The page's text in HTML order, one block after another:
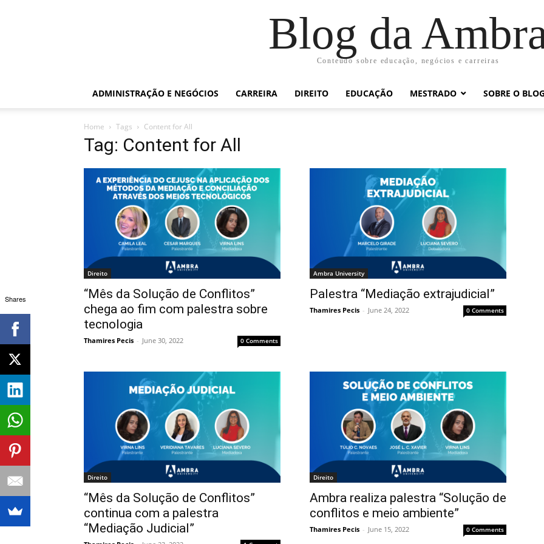
Blog da
Conteúdo sobre educação, negócios e carreiras
ADMINISTRAÇÃO E NEGÓCIOS CARREIRA DIREITO EDUCAÇÃO MESTRADO SOBRE O
Home Tags Content for All
Tag: Content for All
Direito
“Mês da Solução de Conflitos”
chega ao fim com palestra sobre
tecnologia
Thamires Pecis - June 30, 2022 0 Comments
Ambra University
Palestra “Mediação extrajudicial”
Thamires Pecis - June 24, 2022 0 Comments
Direito
“Mês da Solução de Conflitos”
continua com a palestra
“Mediação Judicial”
Direito
Ambra realiza palestra “Solução de
conflitos e meio ambiente”
Thamires Pecis - June 15, 2022 0 Comments
Shares